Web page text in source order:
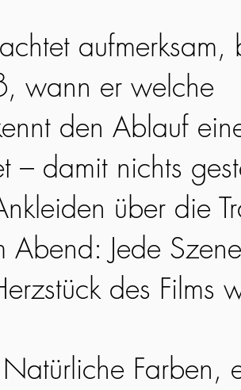
aufmerksam,
wann er welche
den Ablauf
– damit nichts
über die
Abend: Jede
des Films
Farben,